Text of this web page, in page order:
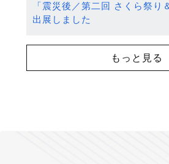
「震災後／第二回 さくら祭り
出展しました
もっと見る